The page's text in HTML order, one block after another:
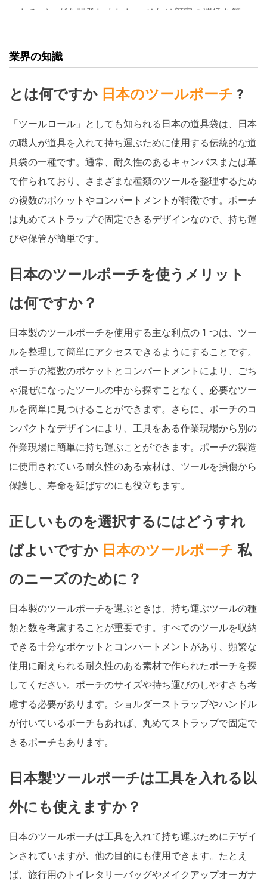
たみバッグを開発しました。 それは顧客の運賃を節
Tools は 100 を超える ODM ブランドのツールバッグ
膝パッドをヨーロッパ、アメリカ、日本およびその
他の国の顧客に提供してきました。
業界の知識
とは何ですか 日本のツールポーチ ?
「ツールロール」としても知られる日本の道具袋は、日本
の職人が道具を入れて持ち運ぶために使用する伝統的な道
具袋の一種です。通常、耐久性のあるキャンバスまたは革
で作られており、さまざまな種類のツールを整理するため
の複数のポケットやコンパートメントが特徴です。ポーチ
は丸めてストラップで固定できるデザインなので、持ち運
びや保管が簡単です。
日本のツールポーチを使うメリット
は何ですか？
日本製のツールポーチを使用する主な利点の 1 つは、ツー
ルを整理して簡単にアクセスできるようにすることです。
ポーチの複数のポケットとコンパートメントにより、ごち
ゃ混ぜになったツールの中から探すことなく、必要なツー
ルを簡単に見つけることができます。さらに、ポーチのコ
ンパクトなデザインにより、工具をある作業現場から別の
作業現場に簡単に持ち運ぶことができます。ポーチの製造
に使用されている耐久性のある素材は、ツールを損傷から
保護し、寿命を延ばすのにも役立ちます。
正しいものを選択するにはどうすれ
ばよいですか 日本のツールポーチ 私
のニーズのために？
日本製のツールポーチを選ぶときは、持ち運ぶツールの種
類と数を考慮することが重要です。すべてのツールを収納
できる十分なポケットとコンパートメントがあり、頻繁な
使用に耐えられる耐久性のある素材で作られたポーチを探
してください。ポーチのサイズや持ち運びのしやすさも考
慮する必要があります。ショルダーストラップやハンドル
が付いているポーチもあれば、丸めてストラップで固定で
きるポーチもあります。
日本製ツールポーチは工具を入れる以
外にも使えますか？
日本のツールポーチは工具を入れて持ち運ぶためにデザイ
ンされていますが、他の目的にも使用できます。たとえ
ば、旅行用のトイレタリーバッグやメイクアップオーガナ